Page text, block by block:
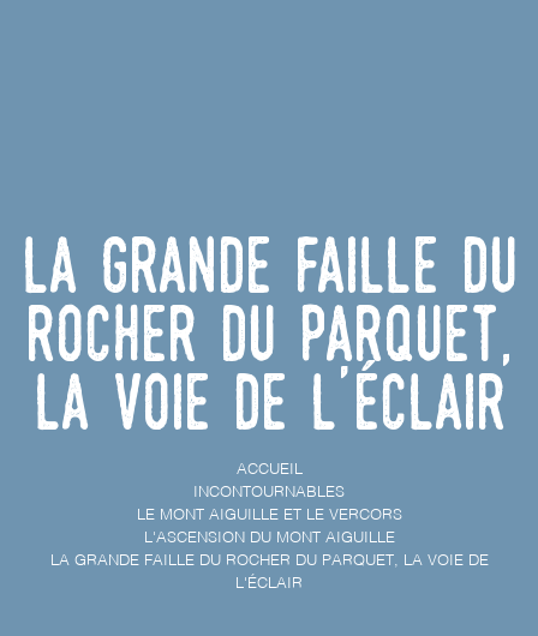
La grande faille du
rocher du Parquet,
la voie de l'éclair
ACCUEIL
INCONTOURNABLES
LE MONT AIGUILLE ET LE VERCORS
L'ASCENSION DU MONT AIGUILLE
LA GRANDE FAILLE DU ROCHER DU PARQUET, LA VOIE DE
L'ÉCLAIR